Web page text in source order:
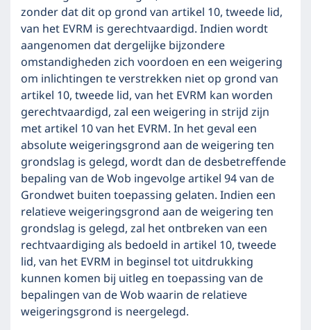
zonder dat dit op grond van artikel 10, tweede lid,
van het EVRM is gerechtvaardigd. Indien wordt
aangenomen dat dergelijke bijzondere
omstandigheden zich voordoen en een weigering
om inlichtingen te verstrekken niet op grond van
artikel 10, tweede lid, van het EVRM kan worden
gerechtvaardigd, zal een weigering in strijd zijn
met artikel 10 van het EVRM. In het geval een
absolute weigeringsgrond aan de weigering ten
grondslag is gelegd, wordt dan de desbetreffende
bepaling van de Wob ingevolge artikel 94 van de
Grondwet buiten toepassing gelaten. Indien een
relatieve weigeringsgrond aan de weigering ten
grondslag is gelegd, zal het ontbreken van een
rechtvaardiging als bedoeld in artikel 10, tweede
lid, van het EVRM in beginsel tot uitdrukking
kunnen komen bij uitleg en toepassing van de
bepalingen van de Wob waarin de relatieve
weigeringsgrond is neergelegd.